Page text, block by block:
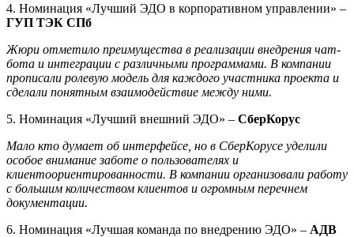
4. Номинация «Лучший ЭДО в корпоративном управлении» –
ГУП ТЭК СПб
Жюри отметило преимущества в реализации внедрения чат-
бота и интеграции с различными программами. В компании
прописали ролевую модель для каждого участника проекта и
сделали понятным взаимодействие между ними.
5. Номинация «Лучший внешний ЭДО» – СберКорус
Мало кто думает об интерфейсе, но в СберКорусе уделили
особое внимание заботе о пользователях и
клиентоориентированности. В компании организовали работу
с большим количеством клиентов и огромным перечнем
документации.
6. Номинация «Лучшая команда по внедрению ЭДО» – АДВ